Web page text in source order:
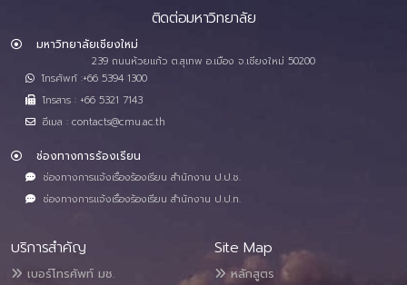
ติดต่อมหาวิทยาลัย
มหาวิทยาลัยเชียงใหม่
239 ถนนห้วยแก้ว ต.สุเทพ อ.เมือง จ.เชียงใหม่ 50200
โทรศัพท์ :+66 5394 1300
โทรสาร : +66 5321 7143
อีเมล : contacts@cmu.ac.th
ช่องทางการร้องเรียน
ช่องทางการแจ้งเรื่องร้องเรียน สำนักงาน ป.ป.ช.
ช่องทางการแจ้งเรื่องร้องเรียน สำนักงาน ป.ป.ท.
บริการสำคัญ
เบอร์โทรศัพท์ มช.
Site Map
หลักสูตร